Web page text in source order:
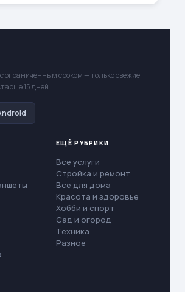
ограниченным сроком — только свежие
15 дней.
ЕЩЁ РУБРИКИ
Все услуги
Стройка и ремонт
Все для дома
Красота и здоровье
Хобби и спорт
Сад и огород
Техника
Разное